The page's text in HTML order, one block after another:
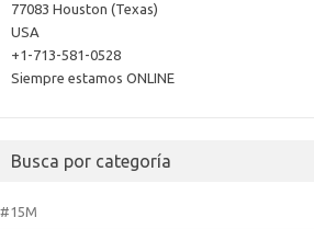
77083 Houston (Texas)
USA
+1-713-581-0528
Siempre estamos ONLINE
Busca por categoría
#15M